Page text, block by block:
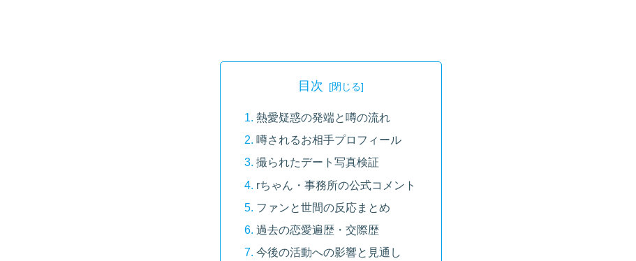
目次
熱愛疑惑の発端と噂の流れ
噂されるお相手プロフィール
撮られたデート写真検証
rちゃん・事務所の公式コメント
ファンと世間の反応まとめ
過去の恋愛遍歴・交際歴
今後の活動への影響と見通し